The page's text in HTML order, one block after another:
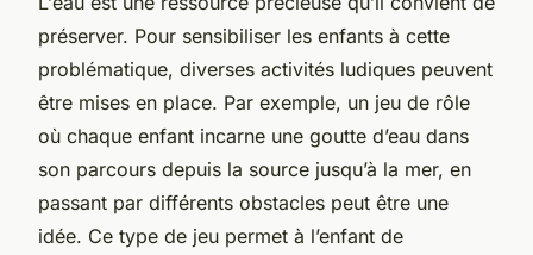
préserver. Pour sensibiliser les enfants à cette
problématique, diverses activités ludiques peuvent
être mises en place. Par exemple, un jeu de rôle
où chaque enfant incarne une goutte d’eau dans
son parcours depuis la source jusqu’à la mer, en
passant par différents obstacles peut être une
idée. Ce type de jeu permet à l’enfant de